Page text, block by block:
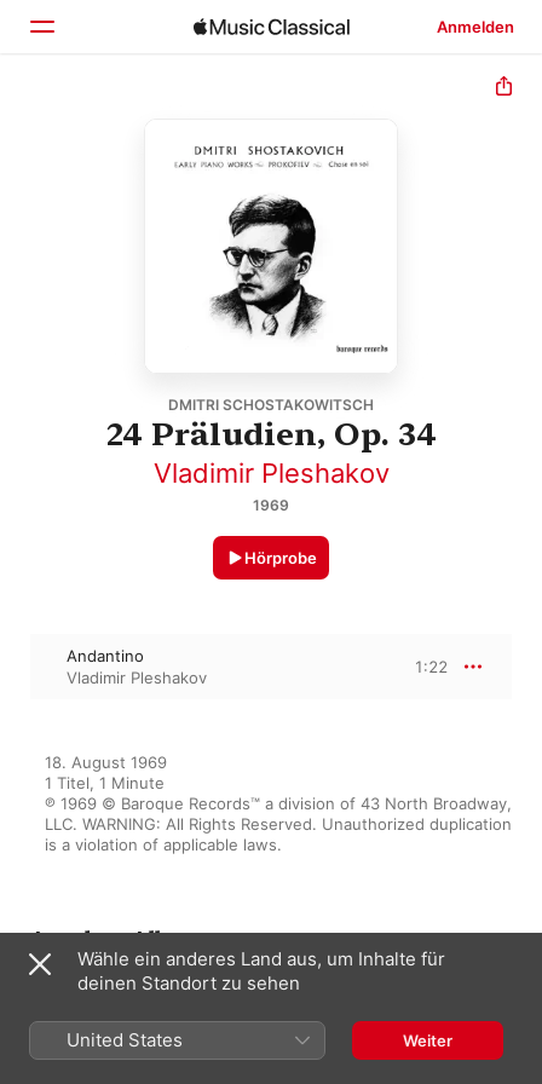
Anmelden
Entdecken
DMITRI SCHOSTAKOWITSCH
24 Präludien, Op. 34
Vladimir Pleshakov
1969
Hörprobe
Andantino
Vladimir Pleshakov
1:22
18. August 1969
1 Titel, 1 Minute
℗ 1969 © Baroque Records™ a division of 43 North Broadway,
LLC. WARNING: All Rights Reserved. Unauthorized duplication
is a violation of applicable laws.
Aus dem Album
Early Piano Works
Vladimir Pleshakov
Wähle ein anderes Land aus, um Inhalte für
deinen Standort zu sehen
United States Weiter